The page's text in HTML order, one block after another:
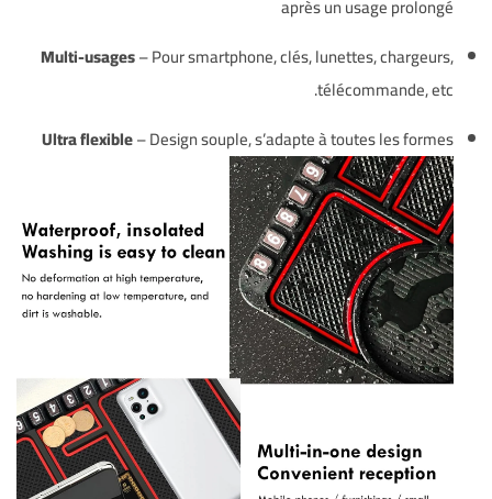
après un usage prolongé
Multi-usages– Pour smartphone, clés, lunettes, chargeurs,
télécommande, etc.
Ultra flexible– Design souple, s’adapte à toutes les formes